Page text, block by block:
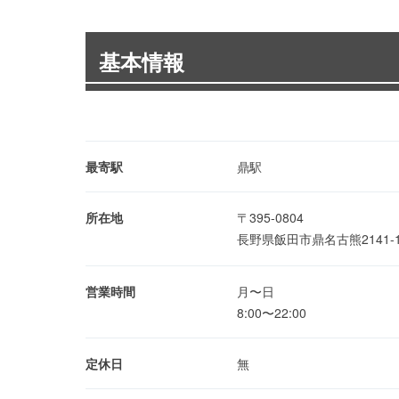
基本情報
最寄駅 鼎駅
所在地
〒395-0804
長野県飯田市鼎名古熊
営業時間
月〜日
8:00〜22:00
定休日 無